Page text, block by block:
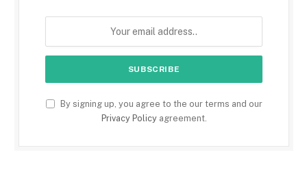
By signing up, you agree to the our terms and our
Privacy Policyagreement.